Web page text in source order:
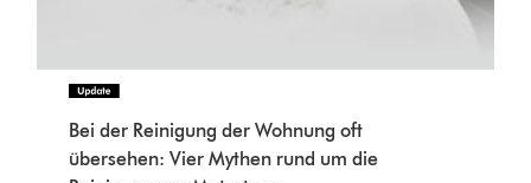
Bei der Reinigung der Wohnung oft
übersehen: Vier Mythen rund um die